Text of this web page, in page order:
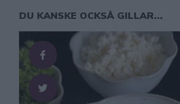
DU KANSKE OCKSÅ GILLAR...